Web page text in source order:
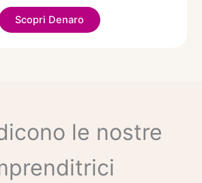
Scopri Denaro
le nostre